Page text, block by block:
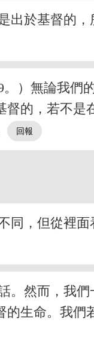
於基督的，
）無論我們
的，若不是
同，但從裡
。然而，我
生命。我們